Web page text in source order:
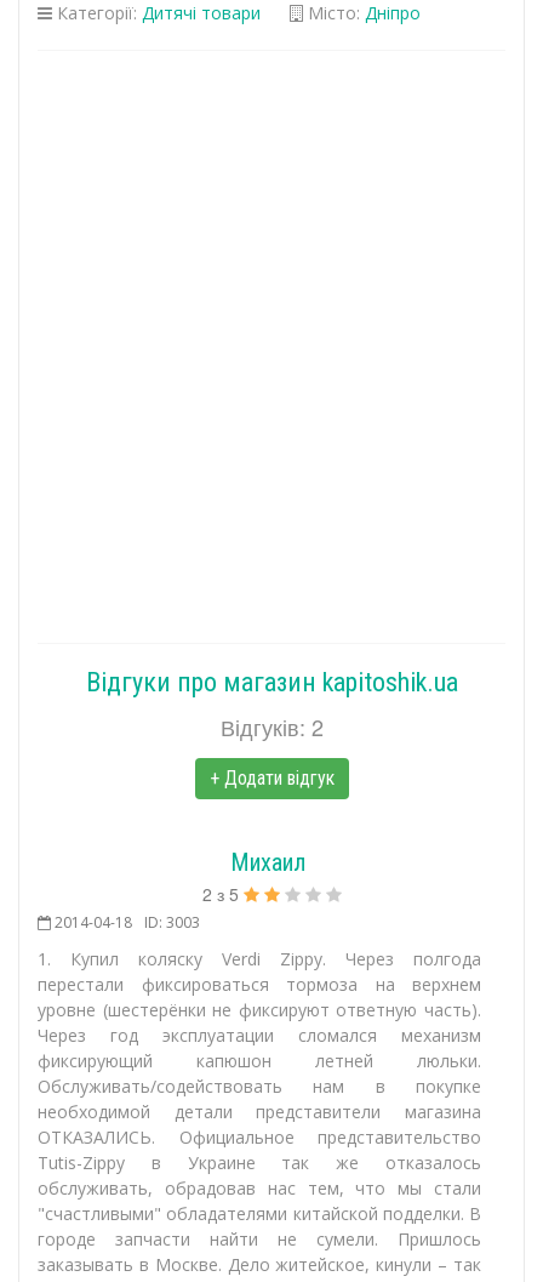
Категорії: Дитячі товари Місто: Дніпро
Відгуки про магазин kapitoshik.ua
Відгуків: 2
+ Додати відгук
Михаил
2 з 5
2014-04-18 ID: 3003
1. Купил коляску Verdi Zippy. Через полгода
перестали фиксироваться тормоза на верхнем
уровне (шестерёнки не фиксируют ответную часть).
Через год эксплуатации сломался механизм
фиксирующий капюшон летней люльки.
Обслуживать/содействовать нам в покупке
необходимой детали представители магазина
ОТКАЗАЛИСЬ. Официальное представительство
Tutis-Zippy в Украине так же отказалось
обслуживать, обрадовав нас тем, что мы стали
"счастливыми" обладателями китайской подделки. В
городе запчасти найти не сумели. Пришлось
заказывать в Москве. Дело житейское, кинули – так